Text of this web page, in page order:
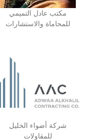
مكتب عادل التميمي
للمحاماة والاستشارات
شركة أضواء الخليل
للمقاولات